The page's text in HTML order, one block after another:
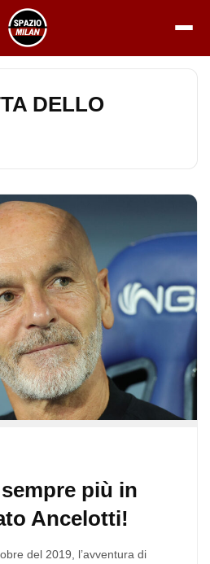
DELLO
più in
Ancelotti!
del 2019, l’avventura di